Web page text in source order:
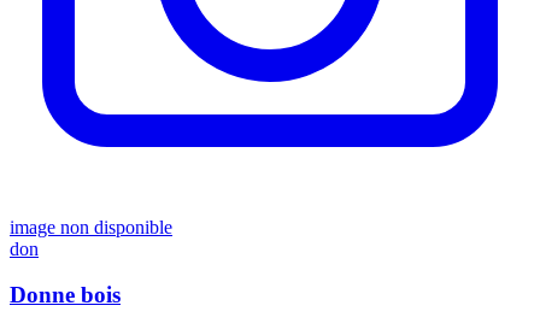
image non disponible
don
Donne bois